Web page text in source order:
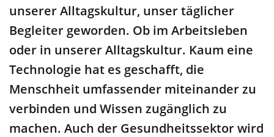
unserer Alltagskultur, unser täglicher
Begleiter geworden. Ob im Arbeitsleben
oder in unserer Alltagskultur. Kaum eine
Technologie hat es geschafft, die
Menschheit umfassender miteinander zu
verbinden und Wissen zugänglich zu
machen. Auch der Gesundheitssektor wird